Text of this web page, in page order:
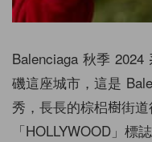
Balenciaga 秋季 2024
磯這座城市，這是
秀，長長的棕梠樹街
「HOLLYWOOD」標